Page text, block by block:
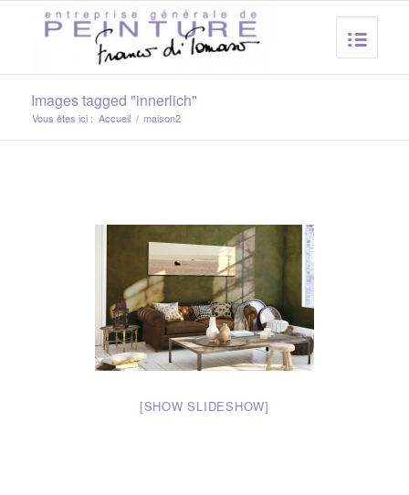
Images tagged "innerlich"
Vous êtes ici : Accueil / maison2
[SHOW SLIDESHOW]